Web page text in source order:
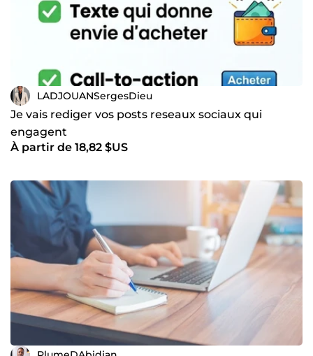
LADJOUANSergesDieu
Je vais rediger vos posts reseaux sociaux qui
engagent
À partir de 18,82 $US